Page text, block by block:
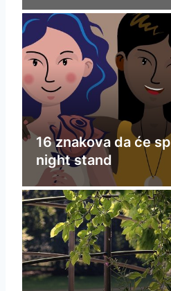
16 znakova da će
night stand